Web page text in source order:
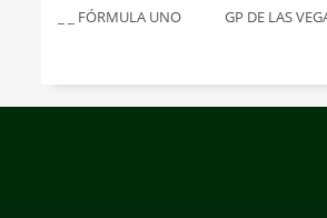
_ _ FÓRMULA UNO GP DE LAS